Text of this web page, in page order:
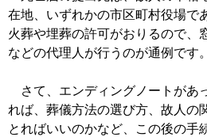
在地、いずれかの市区町村役場で
火葬や埋葬の許可がおりるので、
などの代理人が行うのが通例です。
さて、エンディングノートがあ
れば、葬儀方法の選び方、故人の
とればいいのかなど、この後の手